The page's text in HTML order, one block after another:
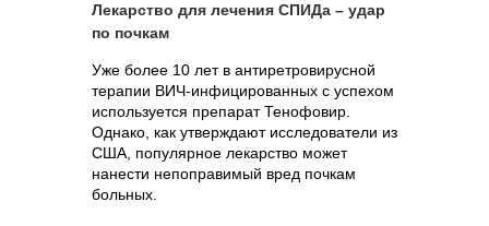
Лекарство для лечения СПИДа – удар
по почкам
Уже более 10 лет в антиретровирусной
терапии ВИЧ-инфицированных с успехом
используется препарат Тенофовир.
Однако, как утверждают исследователи из
США, популярное лекарство может
нанести непоправимый вред почкам
больных.